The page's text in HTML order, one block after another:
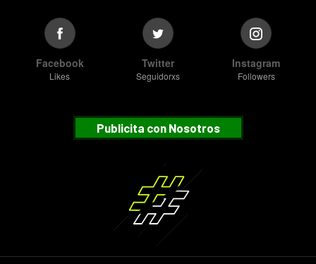
Facebook
Likes
Twitter
Seguidorxs
Instagram
Followers
Publicita con Nosotros